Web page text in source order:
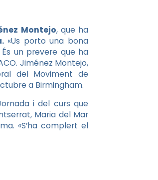
Montejo, que ha
«Us porto una bona
un prevere que ha
Jiménez Montejo,
del Moviment de
a Birmingham.
i del curs que
Maria del Mar
«S’ha complert el